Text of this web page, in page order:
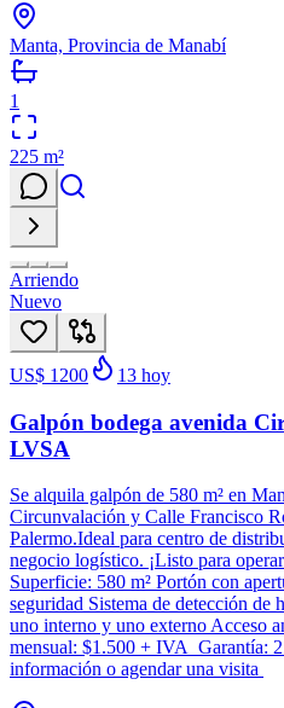
Manta, Provincia de Manabí
1
225 m²
Arriendo
Nuevo
US$ 1200 13 hoy
Galpón bodega avenida
LVSA
Se alquila galpón de 580 m² en
Circunvalación y Calle Francisco
Palermo.Ideal para centro de
negocio logístico. ¡Listo para
Superficie: 580 m² Portón con
seguridad Sistema de detección de
uno interno y uno externo Acceso
mensual: $1.500 + IVA Garantía:
información o agendar una visita